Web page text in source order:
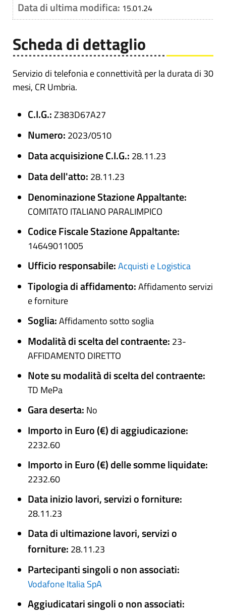
Data di ultima modifica: 15.01.24
Scheda di dettaglio
Servizio di telefonia e connettività per la durata di 30
mesi, CR Umbria.
C.I.G.:Z383D67A27
Numero: 2023/0510
Data acquisizione C.I.G.: 28.11.23
Data dell'atto: 28.11.23
Denominazione Stazione Appaltante:
COMITATO ITALIANO PARALIMPICO
Codice Fiscale Stazione Appaltante:
14649011005
Ufficio responsabile:Acquisti e Logistica
Tipologia di affidamento:Affidamento servizi
e forniture
Soglia:Affidamento sotto soglia
Modalità di scelta del contraente: 23-
AFFIDAMENTO DIRETTO
Note su modalità di scelta del contraente:
TD MePa
Gara deserta: No
Importo in Euro (€) di aggiudicazione:
2232.60
Importo in Euro (€) delle somme liquidate:
2232.60
Data inizio lavori, servizi o forniture:
28.11.23
Data di ultimazione lavori, servizi o
forniture: 28.11.23
Partecipanti singoli o non associati:
Vodafone Italia SpA
Aggiudicatari singoli o non associati: